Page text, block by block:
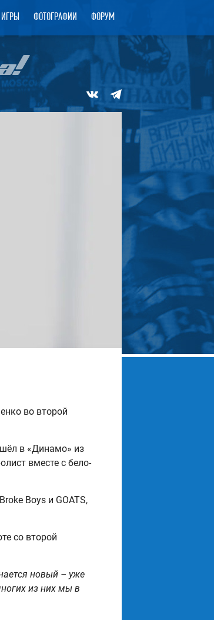
ИГРЫ ФОТОГРАФИИ ФОРУМ
во второй
в «Динамо» из
вместе с бело-
Boys и GOATS,
со второй
новый – уже
из них мы в